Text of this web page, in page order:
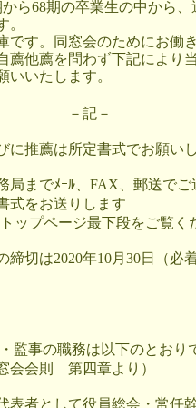
ら68期の卒業生の中から、
。
す。同窓会のためにお働
薦他薦を問わず下記により
いいたします。
－
薦は所定書式でお願い
でﾒｰﾙ、FAX、郵送でご
お送りします
ページ最下段をご覧くだ
は2020年10月30日（必着
監事の職務は以下のとお
則 第四章より）
して役員総会・常任幹